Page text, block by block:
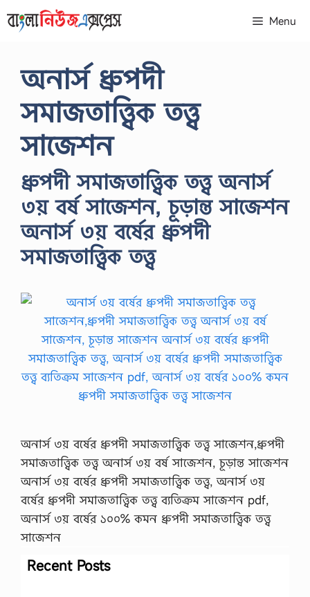
to
Menu
অনার্স ধ্রুপদী
সমাজতাত্ত্বিক তত্ত্ব
সাজেশন
ধ্রুপদী সমাজতাত্ত্বিক তত্ত্ব অনার্স
৩য় বর্ষ সাজেশন, চূড়ান্ত সাজেশন
অনার্স ৩য় বর্ষের ধ্রুপদী
সমাজতাত্ত্বিক তত্ত্ব
অনার্স ৩য় বর্ষের ধ্রুপদী সমাজতাত্ত্বিক তত্ত্ব সাজেশন,ধ্রুপদী
সমাজতাত্ত্বিক তত্ত্ব অনার্স ৩য় বর্ষ সাজেশন, চূড়ান্ত সাজেশন
অনার্স ৩য় বর্ষের ধ্রুপদী সমাজতাত্ত্বিক তত্ত্ব, অনার্স ৩য়
বর্ষের ধ্রুপদী সমাজতাত্ত্বিক তত্ত্ব ব্যতিক্রম সাজেশন pdf,
অনার্স ৩য় বর্ষের ১০০% কমন ধ্রুপদী সমাজতাত্ত্বিক তত্ত্ব
সাজেশন
Recent Posts